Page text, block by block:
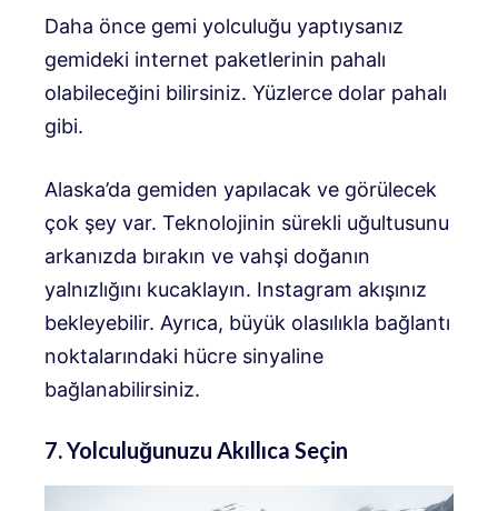
Daha önce gemi yolculuğu yaptıysanız
gemideki internet paketlerinin pahalı
olabileceğini bilirsiniz. Yüzlerce dolar pahalı
gibi.
Alaska’da gemiden yapılacak ve görülecek
çok şey var. Teknolojinin sürekli uğultusunu
arkanızda bırakın ve vahşi doğanın
yalnızlığını kucaklayın. Instagram akışınız
bekleyebilir. Ayrıca, büyük olasılıkla bağlantı
noktalarındaki hücre sinyaline
bağlanabilirsiniz.
7. Yolculuğunuzu Akıllıca Seçin